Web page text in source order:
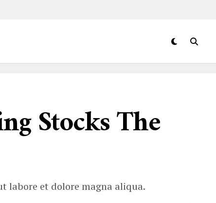
Stocks The
labore et dolore magna aliqua.